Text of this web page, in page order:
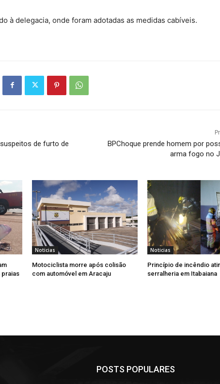
à delegacia, onde foram adotadas as medidas cabíveis.
de furto de
BPChoque prende homem por
arma fogo no
praias
Noticias
Motociclista morre após colisão
com automóvel em Aracaju
Noticias
Princípio de incêndio
serralheria em Itabaiana
POSTS POPULARES